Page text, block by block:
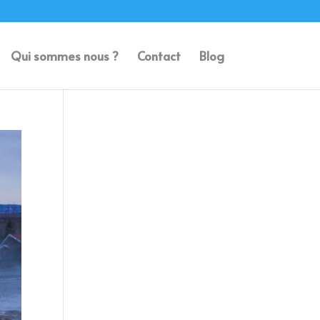
Qui sommes nous ? Contact Blog